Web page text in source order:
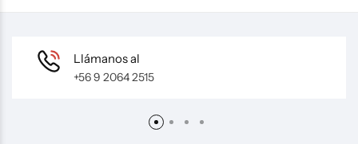
Llámanos al
+56 9 2064 2515